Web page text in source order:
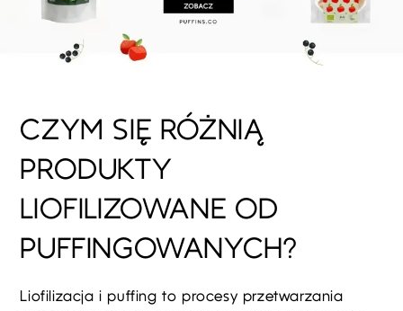
CZYM SIĘ RÓŻNIĄ
PRODUKTY
LIOFILIZOWANE OD
PUFFINGOWANYCH?
Liofilizacja i puffing to procesy przetwarzania